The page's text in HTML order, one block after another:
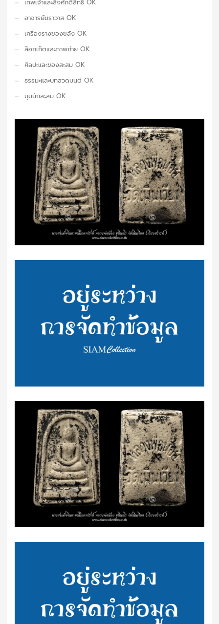
เทพเจ้าและสิ่งศักดิ์สิทธิ์ OK
อาจารย์ฆราวาส OK
เครื่องรางของขลัง OK
ล็อกเก็ตและภาพถ่าย OK
ศิลปะและของสะสม OK
ธรรมะและบทสวดมนต์ OK
มุมนักสะสม OK